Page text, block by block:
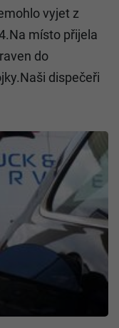
vyjet z
místo přijela
do
dispečeři